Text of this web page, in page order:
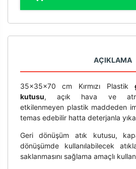
AÇIKLAMA
35x35x70 cm Kırmızı Plastik
kutusu, açık hava ve
etkilenmeyen plastik maddeden
temas edebilir hatta deterjanla
Geri dönüşüm atık kutusu,
dönüşümde kullanılabilecek
saklanmasını sağlama amaçlı